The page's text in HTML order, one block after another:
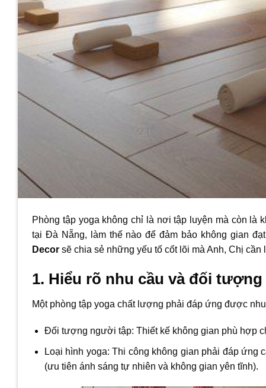
Phòng tập yoga không chỉ là nơi tập luyện mà còn là
tại Đà Nẵng, làm thế nào để đảm bảo không gian
Decor sẽ chia sẻ những yếu tố cốt lõi mà Anh, Chị
1. Hiểu rõ nhu cầu và đối
Một phòng tập yoga chất lượng phải đáp ứng được
Đối tượng người tập: Thiết kế không gian phù hợp
Loại hình yoga: Thi công không gian phải đáp ứng
(ưu tiên ánh sáng tự nhiên và không gian yên tĩnh).